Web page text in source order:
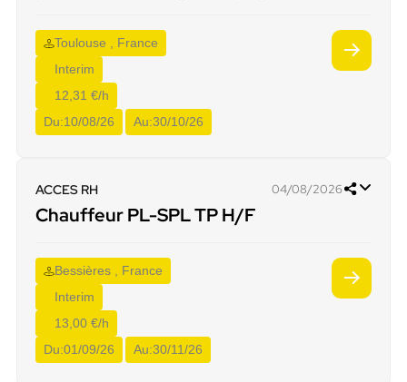
Toulouse , France
Interim
12,31 €/h
Du:10/08/26 Au:30/10/26
ACCES RH 04/08/2026
Chauffeur PL-SPL TP H/F
Bessières , France
Interim
13,00 €/h
Du:01/09/26 Au:30/11/26